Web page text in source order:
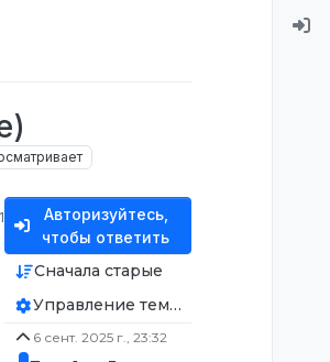
Авторизуйтесь,
чтобы ответить
Сначала старые
Управление темой
6 сент. 2025 г., 23:32